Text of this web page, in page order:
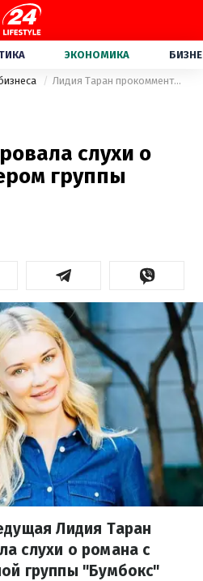
ЭКОНОМИКА
Лидия Таран прокомментировала слухи о романе с лидером группы "Бумбокс"
слухи о
группы
Лидия Таран
слухи о романа с
группы "Бумбокс"